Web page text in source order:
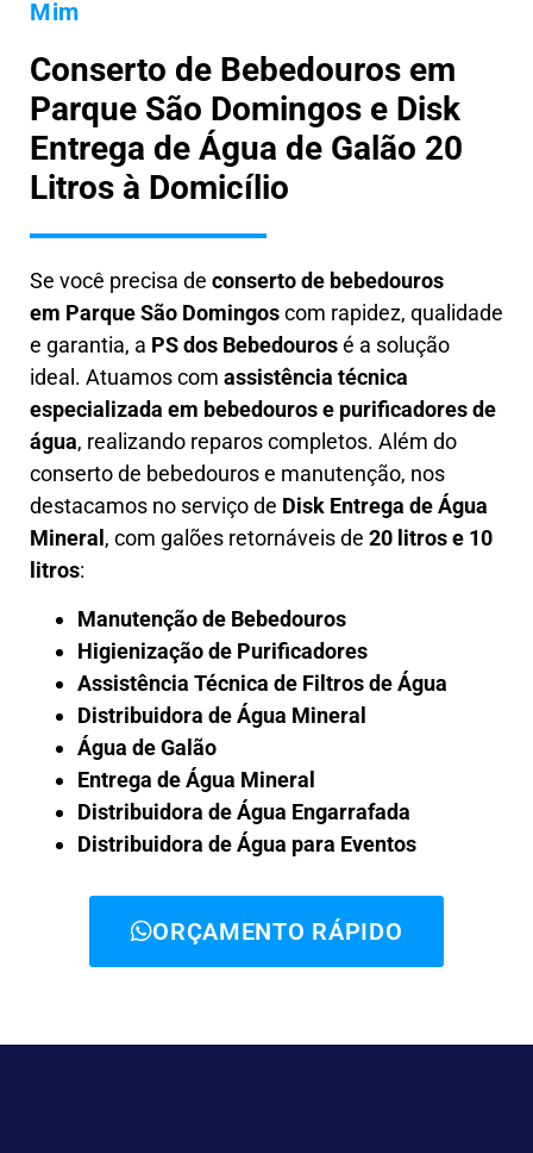
Mim
Conserto de Bebedouros em
Parque São Domingos e Disk
Entrega de Água de Galão 20
Litros à Domicílio
Se você precisa de conserto de bebedouros
em Parque São Domingoscom rapidez, qualidade
e garantia, a PS dos Bebedourosé a solução
ideal. Atuamos com assistência técnica
especializada em bebedouros e purificadores de
água, realizando reparos completos. Além do
conserto de bebedouros e manutenção, nos
destacamos no serviço de Disk Entrega de Água
Mineral, com galões retornáveis de 20 litros e 10
litros:
Manutenção de Bebedouros
Higienização de Purificadores
Assistência Técnica de Filtros de Água
Distribuidora de Água Mineral
Água de Galão
Entrega de Água Mineral
Distribuidora de Água Engarrafada
Distribuidora de Água para Eventos
ORÇAMENTO RÁPIDO